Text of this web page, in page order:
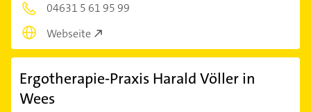
04631 5 61 95 99
Webseite
Ergotherapie-Praxis Harald Völler in
Wees